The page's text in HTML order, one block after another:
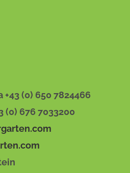
+43 (0) 650 7824466
(0) 676 7033200